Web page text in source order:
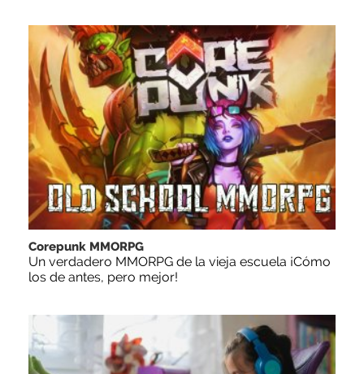
Corepunk MMORPG
Un verdadero MMORPG de la vieja escuela ¡Cómo
los de antes, pero mejor!